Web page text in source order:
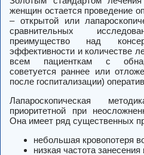
женщин остается проведение
– открытой или
сравнительных
преимущество над
эффективности и количестве
всем пациенткам с
советуется раннее или
после госпитализации)
Лапароскопическая
приоритетной при
Она имеет ряд существенных
небольшая кровопотеря
низкая частота